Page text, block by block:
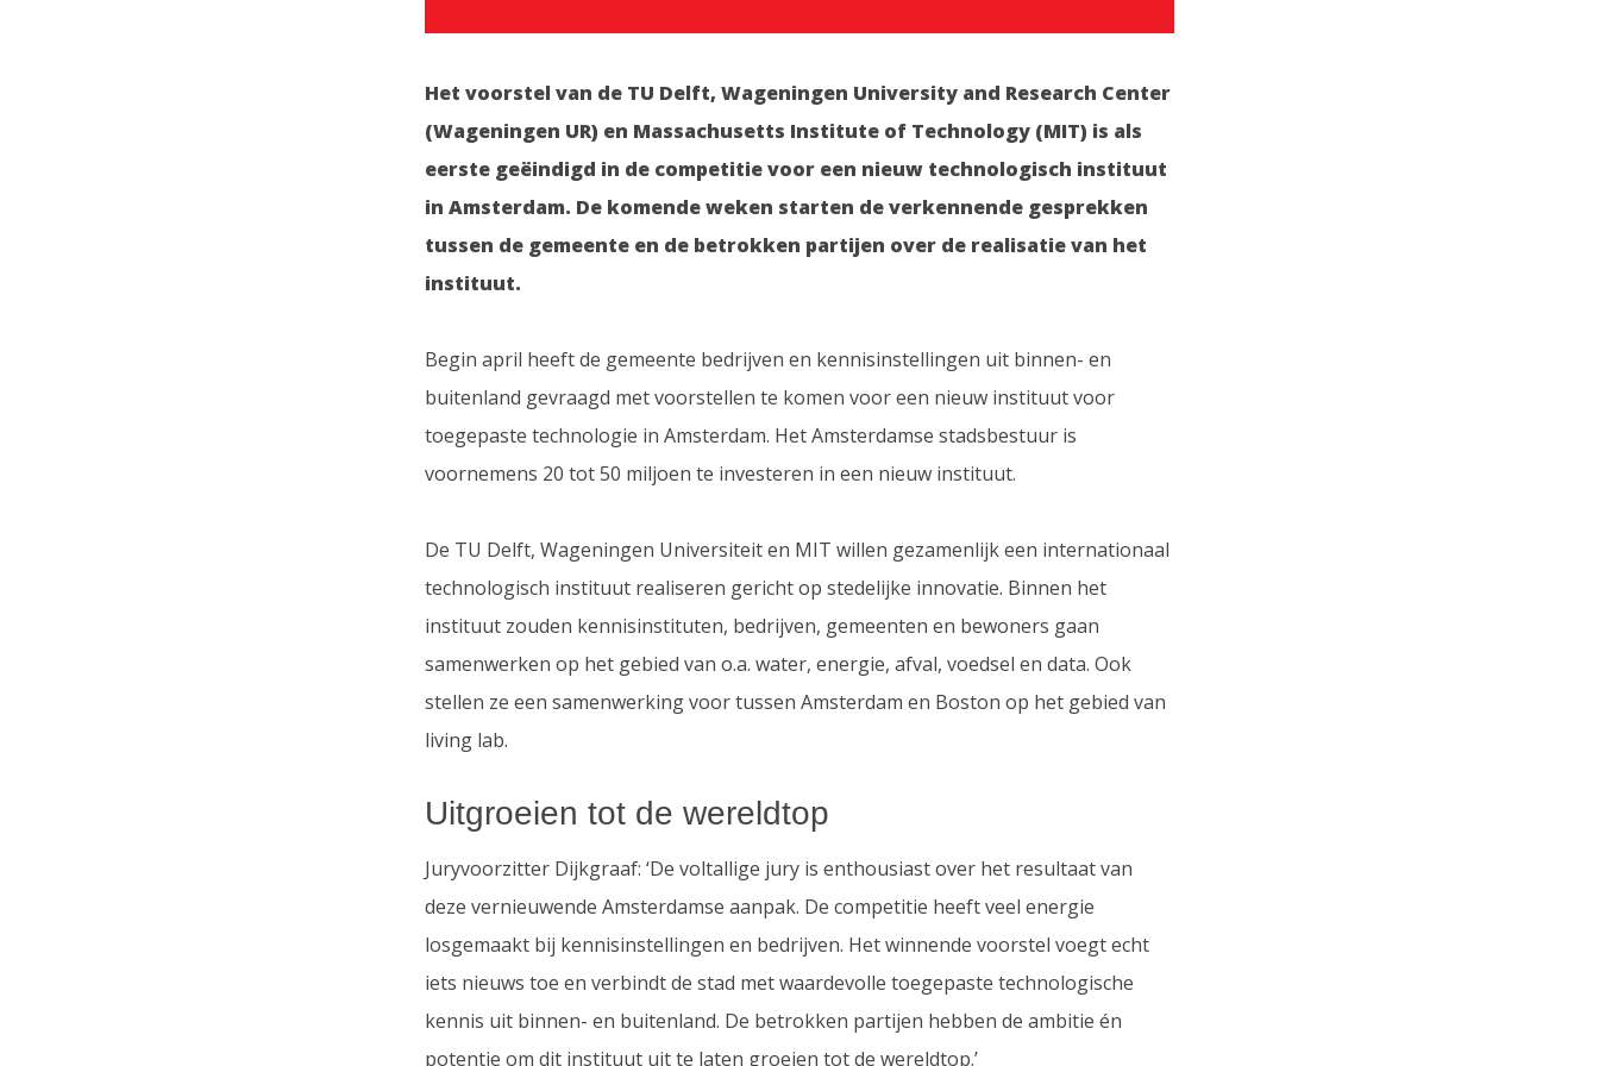
Het voorstel van de TU Delft, Wageningen University and Research Center
(Wageningen UR) en Massachusetts Institute of Technology (MIT) is als
eerste geëindigd in de competitie voor een nieuw technologisch instituut
in Amsterdam. De komende weken starten de verkennende gesprekken
tussen de gemeente en de betrokken partijen over de realisatie van het
instituut.
Begin april heeft de gemeente bedrijven en kennisinstellingen uit binnen- en
buitenland gevraagd met voorstellen te komen voor een nieuw instituut voor
toegepaste technologie in Amsterdam. Het Amsterdamse stadsbestuur is
voornemens 20 tot 50 miljoen te investeren in een nieuw instituut.
De TU Delft, Wageningen Universiteit en MIT willen gezamenlijk een internationaal
technologisch instituut realiseren gericht op stedelijke innovatie. Binnen het
instituut zouden kennisinstituten, bedrijven, gemeenten en bewoners gaan
samenwerken op het gebied van o.a. water, energie, afval, voedsel en data. Ook
stellen ze een samenwerking voor tussen Amsterdam en Boston op het gebied van
living lab.
Uitgroeien tot de wereldtop
Juryvoorzitter Dijkgraaf: ‘De voltallige jury is enthousiast over het resultaat van
deze vernieuwende Amsterdamse aanpak. De competitie heeft veel energie
losgemaakt bij kennisinstellingen en bedrijven. Het winnende voorstel voegt echt
iets nieuws toe en verbindt de stad met waardevolle toegepaste technologische
kennis uit binnen- en buitenland. De betrokken partijen hebben de ambitie én
potentie om dit instituut uit te laten groeien tot de wereldtop.’